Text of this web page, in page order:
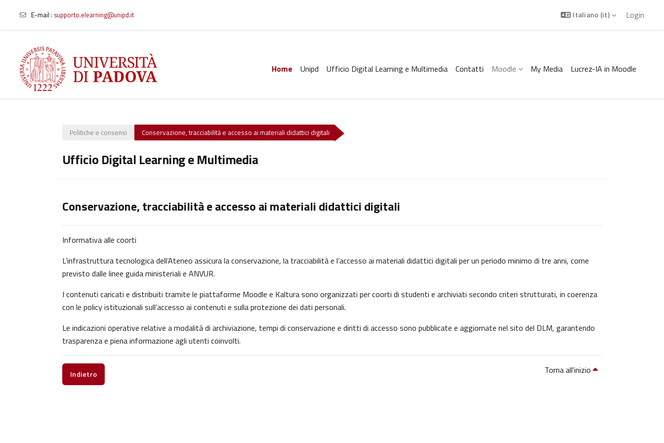
Vai al contenuto principale
E-mail : supporto.elearning@unipd.it Italiano ‎(it)‎ Login
Home Unipd Ufficio Digital Learning e Multimedia Contatti Moodle My Media Lucrez-IA in Moodle
Politiche e consensi Conservazione, tracciabilità e accesso ai materiali didattici digitali
Ufficio Digital Learning e Multimedia
Conservazione, tracciabilità e accesso ai materiali didattici digitali
Informativa alle coorti
L’infrastruttura tecnologica dell’Ateneo assicura la conservazione, la tracciabilità e l’accesso ai materiali didattici digitali per un periodo minimo di tre anni, come
previsto dalle linee guida ministeriali e ANVUR.
I contenuti caricati e distribuiti tramite le piattaforme Moodle e Kaltura sono organizzati per coorti di studenti e archiviati secondo criteri strutturati, in coerenza
con le policy istituzionali sull’accesso ai contenuti e sulla protezione dei dati personali.
Le indicazioni operative relative a modalità di archiviazione, tempi di conservazione e diritti di accesso sono pubblicate e aggiornate nel sito del DLM, garantendo
trasparenza e piena informazione agli utenti coinvolti.
Indietro Torna all'inizio